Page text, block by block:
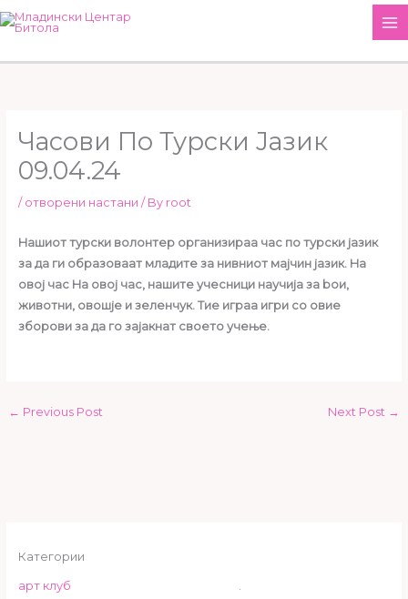
Skip
to
Часови По Турски Јазик
09.04.24
/ отворени настани / By root
Нашиот турски волонтер организираа час по турски јазик
за да ги образоваат младите за нивниот мајчин јазик. На
овој час На овој час, нашите учесници научија за bои,
животни, овошје и зеленчук. Тие играа игри со овие
зборови за да го зајакнат своето учење.
← Previous Post Next Post →
Категории
арт клуб